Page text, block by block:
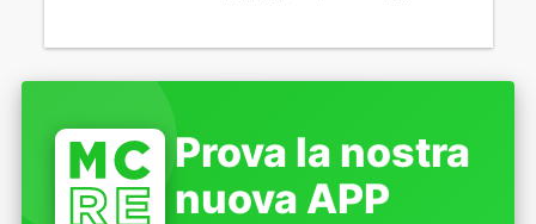
Prova la nostra
nuova APP